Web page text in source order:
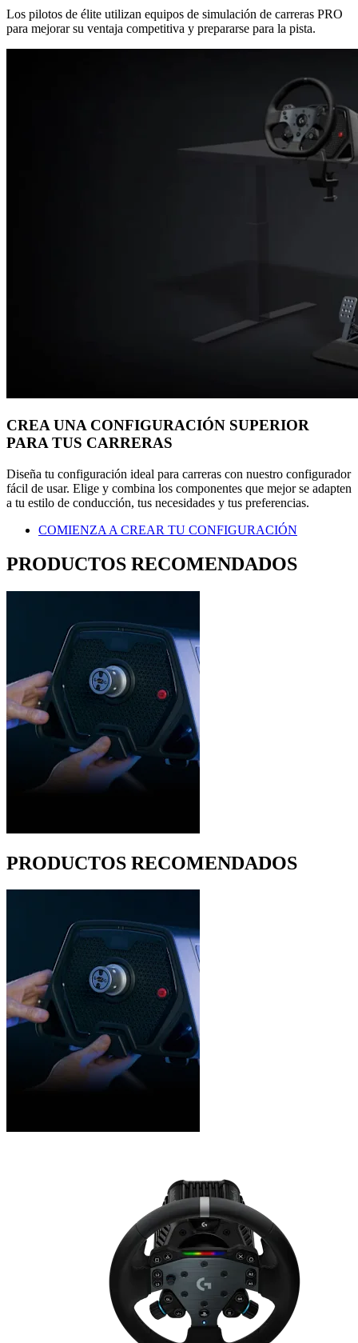
Los pilotos de élite utilizan equipos de simulación de carreras PRO
para mejorar su ventaja competitiva y prepararse para la pista.
CREA UNA CONFIGURACIÓN SUPERIOR
PARA TUS CARRERAS
Diseña tu configuración ideal para carreras con nuestro configurador
fácil de usar. Elige y combina los componentes que mejor se adapten
a tu estilo de conducción, tus necesidades y tus preferencias.
COMIENZA A CREAR TU CONFIGURACIÓN
PRODUCTOS RECOMENDADOS
PRODUCTOS RECOMENDADOS